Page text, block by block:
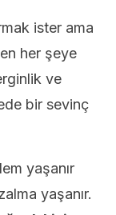
ister ama
her şeye
ve
bir sevinç
yaşanır
yaşanır.